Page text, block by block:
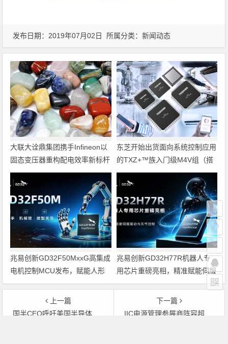
发布日期：2019年07月02日 所属分类：新闻动态
大联大诠鼎集团携手Infineon以
固态变压器重构配电效率新标杆
东芝开始出货面向系统控制应用
的TXZ+™族入门级M4V组（搭
载Arm Cortex‑M4内核的标准微
控制器）工程样品
兆易创新GD32F50MxxG高集成
电机控制MCU发布，赋能人形
机器人关节驱动革新
兆易创新GD32H77R机器人专
用芯片重磅亮相，精准赋能伺服
驱动与关节控制
上一篇
国半CEO呼吁美国半导体业超越摩尔定律，重视中国
下一篇
IIC电源管理参展商阵容超级豪华